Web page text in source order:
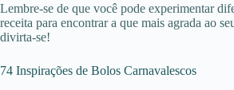
Lembre-se de que você pode experimentar
receita para encontrar a que mais agrada ao
divirta-se!
74 Inspirações de Bolos Carnavalescos